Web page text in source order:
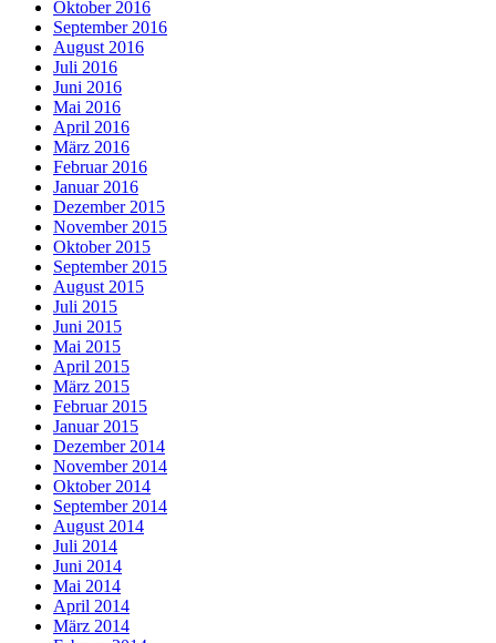
Oktober 2016
September 2016
August 2016
Juli 2016
Juni 2016
Mai 2016
April 2016
März 2016
Februar 2016
Januar 2016
Dezember 2015
November 2015
Oktober 2015
September 2015
August 2015
Juli 2015
Juni 2015
Mai 2015
April 2015
März 2015
Februar 2015
Januar 2015
Dezember 2014
November 2014
Oktober 2014
September 2014
August 2014
Juli 2014
Juni 2014
Mai 2014
April 2014
März 2014